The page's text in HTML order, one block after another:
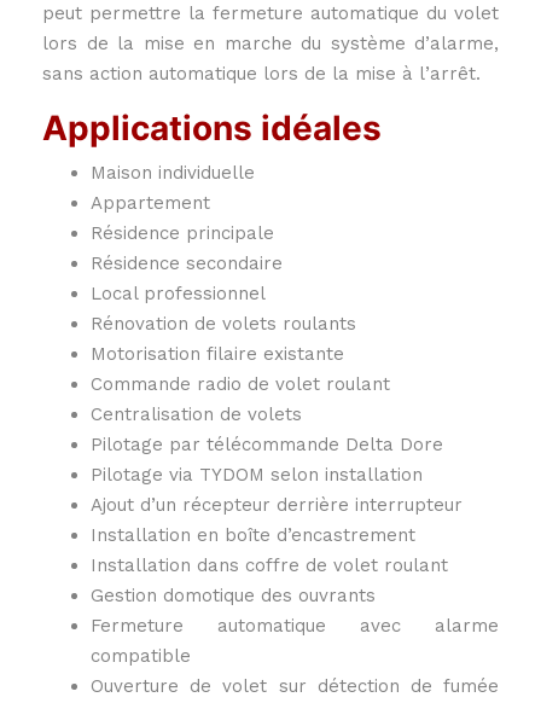
peut permettre la fermeture automatique du volet
lors de la mise en marche du système d’alarme,
sans action automatique lors de la mise à l’arrêt.
Applications idéales
Maison individuelle
Appartement
Résidence principale
Résidence secondaire
Local professionnel
Rénovation de volets roulants
Motorisation filaire existante
Commande radio de volet roulant
Centralisation de volets
Pilotage par télécommande Delta Dore
Pilotage via TYDOM selon installation
Ajout d’un récepteur derrière interrupteur
Installation en boîte d’encastrement
Installation dans coffre de volet roulant
Gestion domotique des ouvrants
Fermeture automatique avec alarme
compatible
Ouverture de volet sur détection de fumée